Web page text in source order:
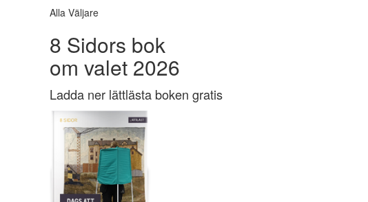
Alla Väljare
8 Sidors bok
om valet 2026
Ladda ner lättlästa boken gratis